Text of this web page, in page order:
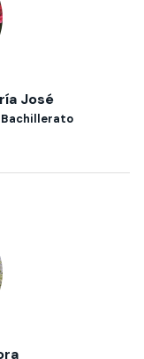
José
Bachillerato